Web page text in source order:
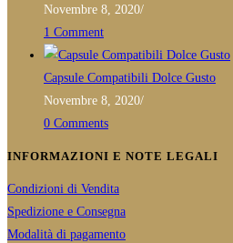
Novembre 8, 2020/
1 Comment
Capsule Compatibili Dolce Gusto
Novembre 8, 2020/
0 Comments
INFORMAZIONI E NOTE LEGALI
Condizioni di Vendita
Spedizione e Consegna
Modalità di pagamento